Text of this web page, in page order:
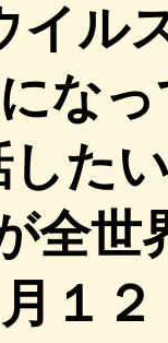
イ
な
した
全世
１